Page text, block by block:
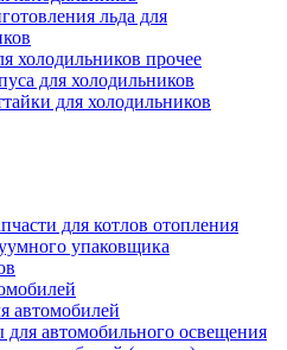
льда для
холодильников прочее
для холодильников
для холодильников
для котлов отопления
упаковщика
автомобилей
для автомобильного освещения